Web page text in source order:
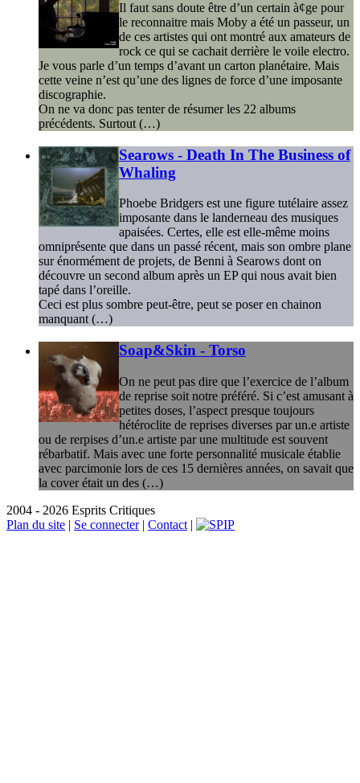
Il faut sans doute être d’un certain à¢ge pour
le reconnaitre mais Moby a été un passeur, un
de ces artistes qui ont montré aux amateurs de
rock ce qui se cachait derrière le voile electro.
Je vous parle d’un temps d’avant un carton planétaire. Mais
cette veine n’est qu’une des lignes de force d’une imposante
discographie.
On ne va donc pas tenter de résumer les 22 albums
précédents. Surtout (…)
Searows - Death In The Business of
Whaling
Phoebe Bridgers est une figure tutélaire assez
imposante dans le landerneau des musiques
apaisées. Certes, elle est elle-même moins
omniprésente que dans un passé récent, mais son ombre plane
sur énormément de projets, de Benni à Searows dont on
découvre un second album après un EP qui nous avait bien
tapé dans l’oreille.
Ceci est plus sombre peut-être, peut se poser en chainon
manquant (…)
Soap&Skin - Torso
On ne peut pas dire que l’exercice de l’album
de reprise soit notre préféré. Si c’est amusant à
petites doses, l’aspect presque toujours
hétéroclite de reprises diverses par un.e artiste
ou de rerpises d’un.e artiste par une multitude est souvent
rébarbatif. Mais avec une forte personnalité musicale établie
avec parcimonie lors de ces 15 dernières années, on savait que
la cover était un des (…)
2004 - 2026 Esprits Critiques
Plan du site | Se connecter| Contact |